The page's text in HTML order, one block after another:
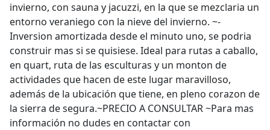
invierno, con sauna y jacuzzi, en la que se mezclaria un
entorno veraniego con la nieve del invierno. ~-
Inversion amortizada desde el minuto uno, se podria
construir mas si se quisiese. Ideal para rutas a caballo,
en quart, ruta de las esculturas y un monton de
actividades que hacen de este lugar maravilloso,
además de la ubicación que tiene, en pleno corazon de
la sierra de segura.~PRECIO A CONSULTAR ~Para mas
información no dudes en contactar con